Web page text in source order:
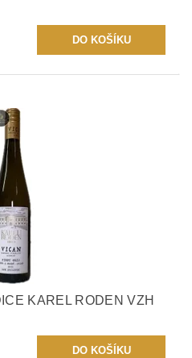
KAREL RODEN VZH